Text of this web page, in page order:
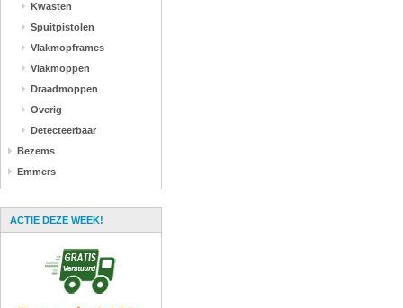
Kwasten
Spuitpistolen
Vlakmopframes
Vlakmoppen
Draadmoppen
Overig
Detecteerbaar
Bezems
Emmers
ACTIE DEZE WEEK!